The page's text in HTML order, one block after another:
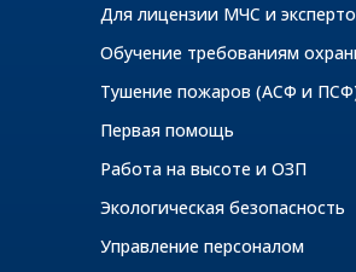
Экологическая безопасность
Управление персоналом
Тушение пожаров (АСФ и
Первая помощь
Работа на высоте и ОЗП
Для лицензии МЧС и
Обучение требованиям